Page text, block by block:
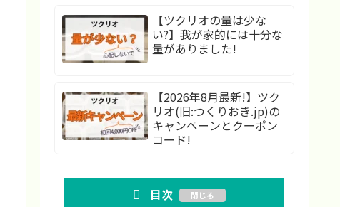
【ツクリオの量は少な
い?】我が家的には十分な
量がありました!
【2026年8月最新!】ツク
リオ(旧:つくりおき.jp)の
キャンペーンとクーポン
コード!
目次